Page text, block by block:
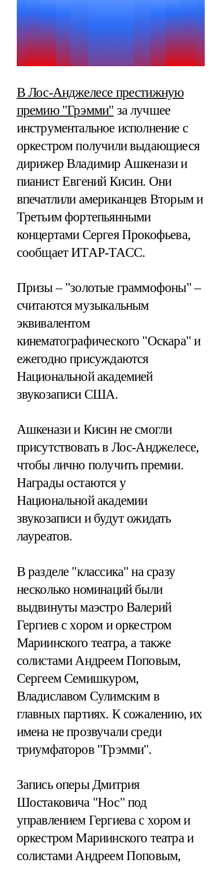
В Лос-Анджелесе престижную
премию "Грэмми" за лучшее
инструментальное исполнение с
оркестром получили выдающиеся
дирижер Владимир Ашкенази и
пианист Евгений Кисин. Они
впечатлили американцев Вторым и
Третьим фортепьянными
концертами Сергея Прокофьева,
сообщает ИТАР-ТАСС.
Призы – "золотые граммофоны" –
считаются музыкальным
эквивалентом
кинематографического "Оскара" и
ежегодно присуждаются
Национальной академией
звукозаписи США.
Ашкенази и Кисин не смогли
присутствовать в Лос-Анджелесе,
чтобы лично получить премии.
Награды остаются у
Национальной академии
звукозаписи и будут ожидать
лауреатов.
В разделе "классика" на сразу
несколько номинаций были
выдвинуты маэстро Валерий
Гергиев с хором и оркестром
Мариинского театра, а также
солистами Андреем Поповым,
Сергеем Семишкуром,
Владиславом Сулимским в
главных партиях. К сожалению, их
имена не прозвучали среди
триумфаторов "Грэмми".
Запись оперы Дмитрия
Шостаковича "Нос" под
управлением Гергиева с хором и
оркестром Мариинского театра и
солистами Андреем Поповым,